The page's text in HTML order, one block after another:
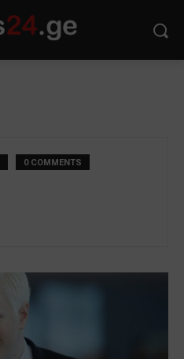
0 COMMENTS